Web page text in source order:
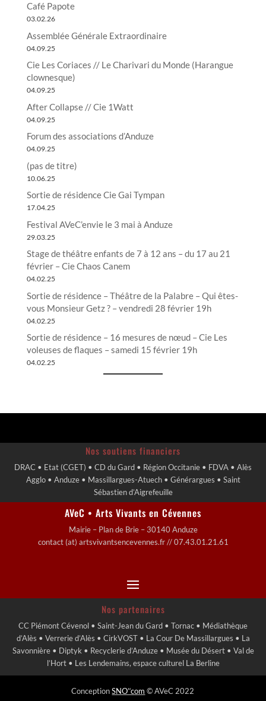
Café Papote
03.02.26
Assemblée Générale Extraordinaire
04.09.25
Cie Les Coriaces // Le Charivari du Monde (Harangue
clownesque)
04.09.25
After Collapse // Cie 1Watt
04.09.25
Forum des associations d’Anduze
04.09.25
(pas de titre)
10.06.25
Sortie de résidence Cie Gai Tympan
17.04.25
Festival AVeC’envie le 3 mai à Anduze
29.03.25
Stage de théâtre enfants de 7 à 12 ans – du 17 au 21
février – Cie Chaos Canem
04.02.25
Sortie de résidence – Théâtre de la Palabre – Qui êtes-
vous Monsieur Getz ? – vendredi 28 février 19h
04.02.25
Sortie de résidence – 16 mesures de nœud – Cie Les
voleuses de flaques – samedi 15 février 19h
04.02.25
Nos soutiens financiers
DRAC • Etat (CGET) • CD du Gard • Région Occitanie • FDVA • Alès
Agglo • Anduze • Massillargues-Atuech • Générargues • Saint
Sébastien d’Aigrefeuille
AVeC • Arts Vivants en Cévennes
Mairie – Plan de Brie – 30140 Anduze
contact (at) artsvivantsencevennes.fr // 07.43.01.21.61
Nos partenaires
CC Piémont Cévenol • Saint-Jean du Gard • Tornac • Médiathèque
d’Alès • Verrerie d’Alès • CirkVOST • La Cour De Massillargues • La
Savonnière • Diptyk • Recyclerie d’Anduze • Musée du Désert • Val de
l’Hort • Les Lendemains, espace culturel La Berline
ConceptionSNO’‘com © AVeC 2022